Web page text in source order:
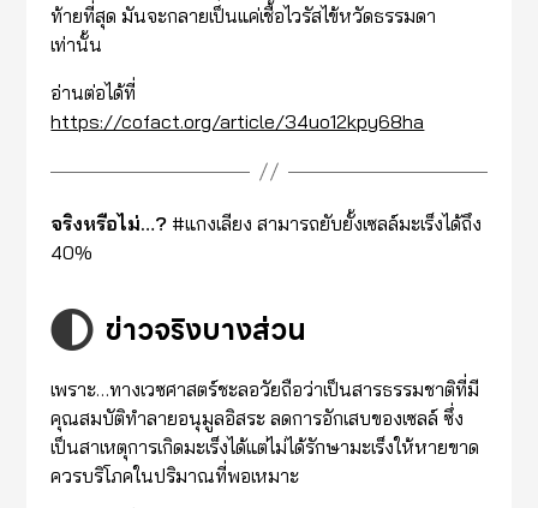
ท้ายที่สุด มันจะกลายเป็นแค่เชื้อไวรัสไข้หวัดธรรมดา
เท่านั้น
อ่านต่อได้ที่
https://cofact.org/article/34uo12kpy68ha
จริงหรือไม่…? #แกงเลียง สามารถยับยั้งเซลล์มะเร็งได้ถึง
40%
ข่าวจริงบางส่วน
เพราะ…ทางเวซศาสตร์ชะลอวัยถือว่าเป็นสารธรรมชาติที่มี
คุณสมบัติทำลายอนุมูลอิสระ ลดการอักเสบของเซลล์ ซึ่ง
เป็นสาเหตุการเกิดมะเร็งได้แต่ไม่ได้รักษามะเร็งให้หายขาด
ควรบริโภคในปริมาณที่พอเหมาะ